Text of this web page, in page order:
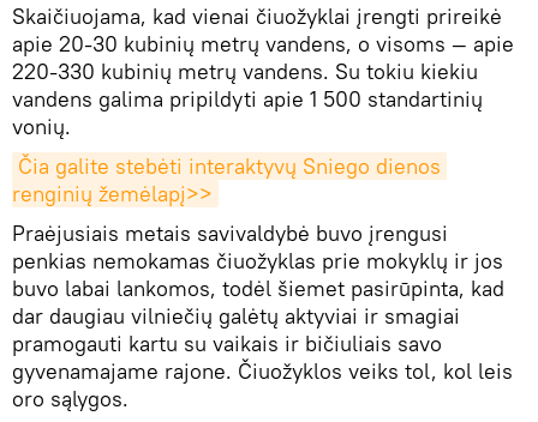
Skaičiuojama, kad vienai čiuožyklai įrengti prireikė
apie 20-30 kubinių metrų vandens, o visoms — apie
220-330 kubinių metrų vandens. Su tokiu kiekiu
vandens galima pripildyti apie 1 500 standartinių
vonių.
Čia galite stebėti interaktyvų Sniego dienos
renginių žemėlapį>>
Praėjusiais metais savivaldybė buvo įrengusi
penkias nemokamas čiuožyklas prie mokyklų ir jos
buvo labai lankomos, todėl šiemet pasirūpinta, kad
dar daugiau vilniečių galėtų aktyviai ir smagiai
pramogauti kartu su vaikais ir bičiuliais savo
gyvenamajame rajone. Čiuožyklos veiks tol, kol leis
oro sąlygos.